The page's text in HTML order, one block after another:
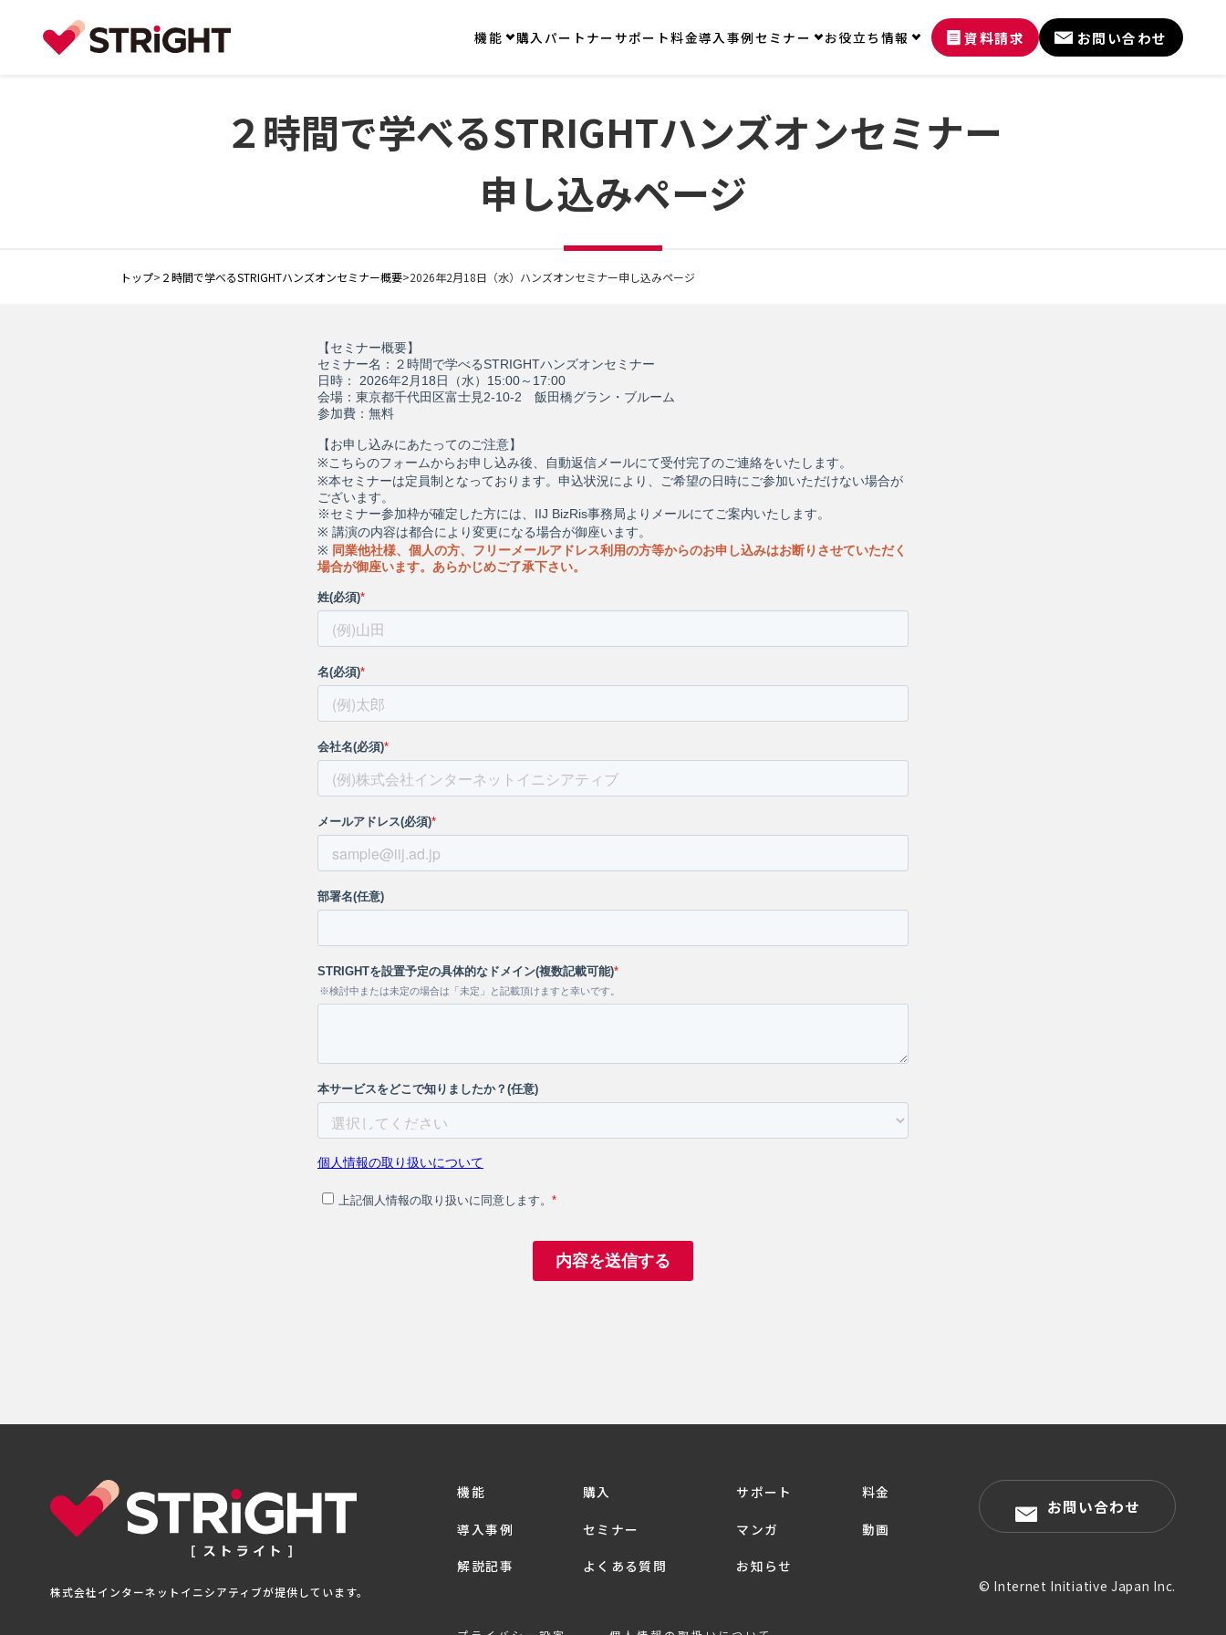
機能 購入パートナーサポート料金導入事例セミナー お役立ち情報 資料請求 お問い合わせ
２時間で学べるSTRIGHTハンズオンセミナー
申し込みページ
トップ> ２時間で学べるSTRIGHTハンズオンセミナー概要>2026年2月18日（水）ハンズオンセミナー申し込みページ
株式会社インターネットイニシアティブが提供しています。
機能 購入 サポート 料金
導入事例 セミナー マンガ 動画
解説記事 よくある質問 お知らせ
お問い合わせ
© Internet Initiative Japan Inc.